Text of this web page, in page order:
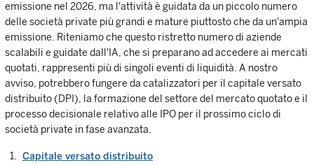
emissione nel 2026, ma l'attività è guidata da un piccolo numero
delle società private più grandi e mature piuttosto che da un'ampia
emissione. Riteniamo che questo ristretto numero di aziende
scalabili e guidate dall'IA, che si preparano ad accedere ai mercati
quotati, rappresenti più di singoli eventi di liquidità. A nostro
avviso, potrebbero fungere da catalizzatori per il capitale versato
distribuito (DPI), la formazione del settore del mercato quotato e il
processo decisionale relativo alle IPO per il prossimo ciclo di
società private in fase avanzata.
Capitale versato distribuito